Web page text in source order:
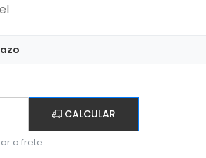
CALCULAR
o frete